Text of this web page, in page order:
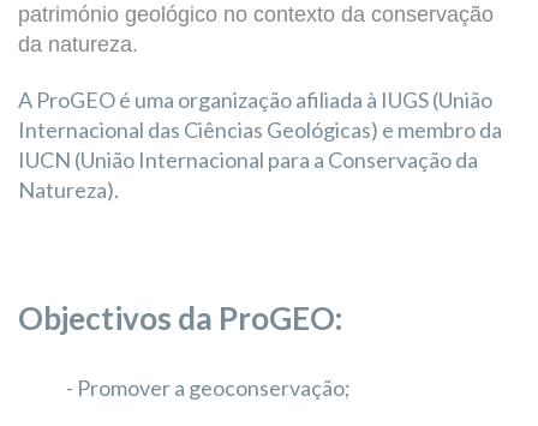
património geológico no contexto da conservação
da natureza.
A ProGEO é uma organização afiliada à IUGS (União
Internacional das Ciências Geológicas) e membro da
IUCN (União Internacional para a Conservação da
Natureza).
Objectivos da ProGEO:
- Promover a geoconservação;